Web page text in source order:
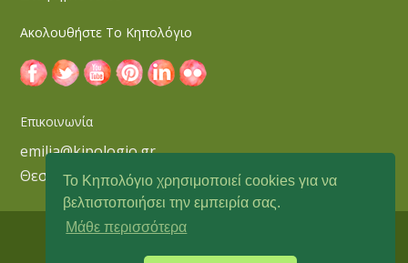
Το Κηπολόγιο χρησιμοποιεί cookies για να
βελτιστοποιήσει την εμπειρία σας.
Μάθε περισσότερα
Ακολουθήστε Το Κηπολόγιο
Επικοινωνία
emilia@kipologio.gr
Θεσσαλονίκη
Copyright © 2018 Κηπολόγιο